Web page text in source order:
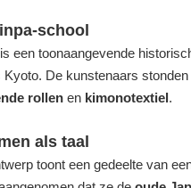
school
een toonaangevende
Kyoto. De kunstenaars
rollen en kimonotextiel.
als taal
toont een gedeelte van